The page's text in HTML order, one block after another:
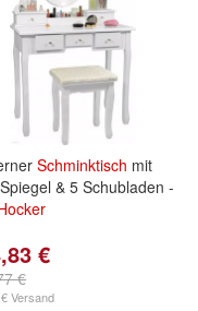
Schminktisch mit
& 5 Schubladen -
€
€
Versand